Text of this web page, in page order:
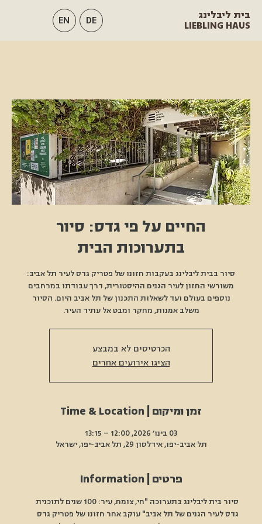
בית ליבלינג
LIEBLING HAUS
EN DE
החיים על פי גדס: סיור
בתערוכות הבית
סיור בבית ליבלינג בעקבות חזונו של פטריק גדס לעיר תל אביב:
משורשי החזון לעיר הגנים ההיסטורית, דרך עבודתו במרחבים
נוספים בעולם ועד לשאלות התכנון של תל אביב היום. הסיור
משלב אמנות, מחקר ומבט אל עתיד העיר.
הכרטיסים לא במבצע
הציגו אירועים אחרים
זמן ומיקום | Time & Location
03 בינו׳ 2026, 12:00 – 13:15
תל אביב-יפו, אידלסון 29, תל אביב-יפו, ישראל
פרטים | Information
סיור בית ליבלינג בתערוכה "חי, צומח, עיר: 100 שנים לתוכנית
גדס לעיר הגנים של תל אביב" עוקב אחר חזונו של פטריק גדס